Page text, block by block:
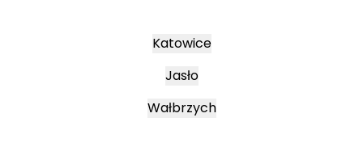
Katowice
Jasło
Wałbrzych